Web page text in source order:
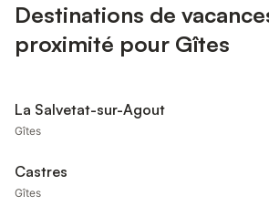
Destinations de
proximité pour Gîtes
La Salvetat-sur-Agout
Gîtes
Castres
Gîtes